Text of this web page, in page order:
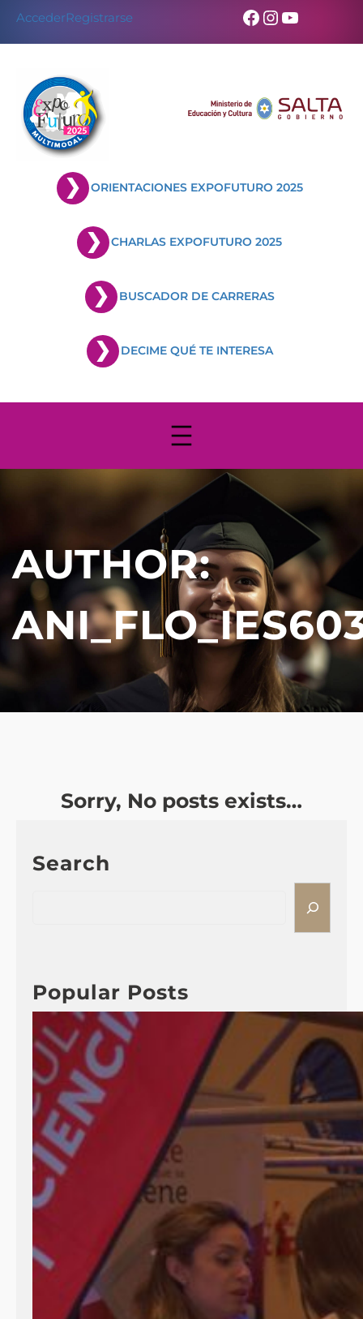
content
AccederRegistrarse Facebook
Instagram
YouTube
ORIENTACIONES EXPOFUTURO 2025
CHARLAS EXPOFUTURO 2025
BUSCADOR DE CARRERAS
DECIME QUÉ TE INTERESA
AUTHOR:
Sorry, No posts exists…
Search
h
Popular Posts